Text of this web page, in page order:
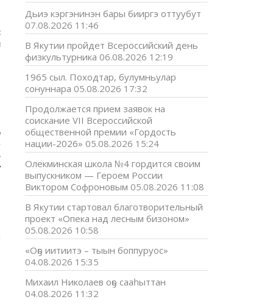
Дьиэ кэргэнинэн бары бииргэ оттуубут
07.08.2026 11:46
В Якутии пройдет Всероссийский день
физкультурника 06.08.2026 12:19
1965 сыл. Походтар, булумньулар
сонуннара 05.08.2026 17:32
Продолжается прием заявок на
соискание VII Всероссийской
общественной премии «Гордость
нации-2026» 05.08.2026 15:24
Олекминская школа №4 гордится своим
выпускником — Героем России
Виктором Софроновым 05.08.2026 11:08
В Якутии стартовал благотворительный
проект «Опека над лесным бизоном»
05.08.2026 10:58
«Оҕо иитиитэ – тыын боппуруос»
04.08.2026 15:35
Михаил Николаев оҕо сааһыттан
04.08.2026 11:32